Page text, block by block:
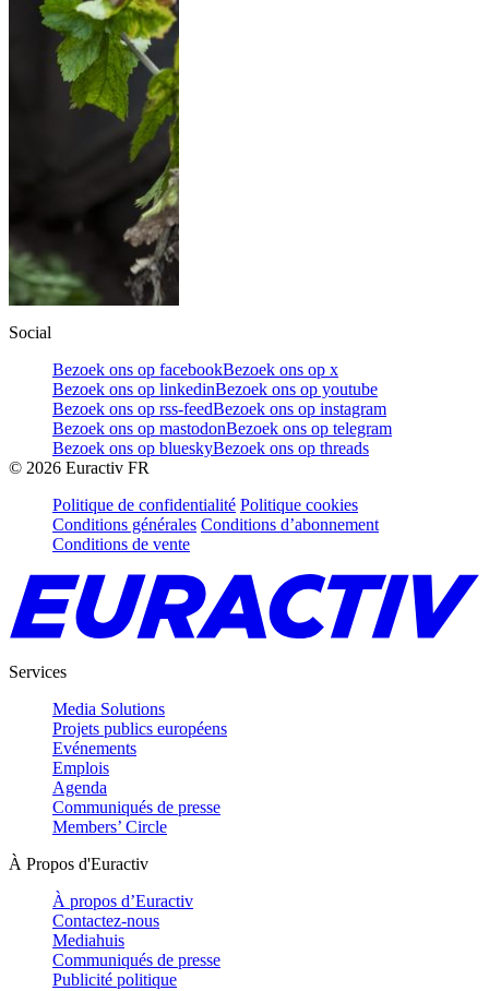
Social
Bezoek ons op facebookBezoek ons op x
Bezoek ons op linkedinBezoek ons op youtube
Bezoek ons op rss-feedBezoek ons op instagram
Bezoek ons op mastodonBezoek ons op telegram
Bezoek ons op blueskyBezoek ons op threads
© 2026 Euractiv FR
Politique de confidentialité Politique cookies
Conditions générales Conditions d’abonnement
Conditions de vente
Services
Media Solutions
Projets publics européens
Evénements
Emplois
Agenda
Communiqués de presse
Members’ Circle
À Propos d'Euractiv
À propos d’Euractiv
Contactez-nous
Mediahuis
Communiqués de presse
Publicité politique